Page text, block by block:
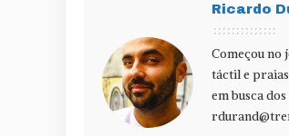
Ricardo
Começou no
táctil e
em busca